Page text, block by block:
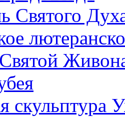
Святого
скульптура